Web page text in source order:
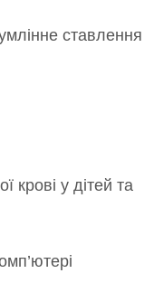
ставлення
крові у дітей та